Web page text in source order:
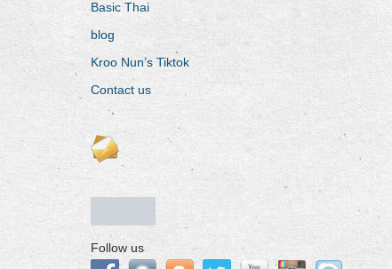
Basic Thai
blog
Kroo Nun’s Tiktok
Contact us
Follow us